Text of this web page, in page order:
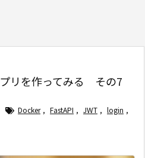
リを作ってみる その7
Docker , FastAPI , JWT , login ,